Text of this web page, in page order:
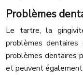
Problèmes
Le tartre, la
problèmes dentaires
problèmes dentaires
et peuvent